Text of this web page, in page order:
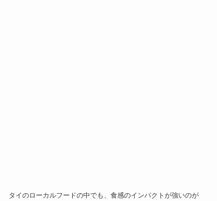
タイのローカルフードの中でも、食感のインパクトが強いのが